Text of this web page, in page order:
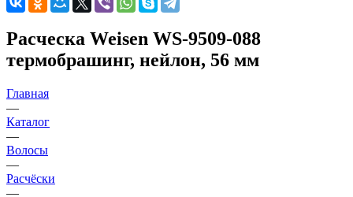
Расческа Weisen WS-9509-088
термобрашинг, нейлон, 56 мм
Главная
—
Каталог
—
Волосы
—
Расчёски
—